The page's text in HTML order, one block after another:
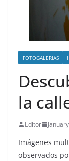
FOTOGALERIAS
la
Editor
Imágenes
observados